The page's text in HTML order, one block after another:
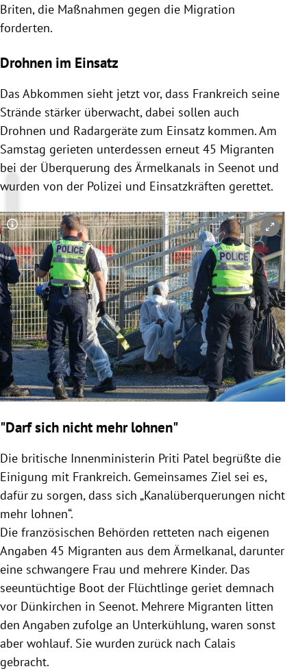
Briten, die Maßnahmen gegen die Migration
forderten.
Drohnen im Einsatz
Das Abkommen sieht jetzt vor, dass Frankreich seine
Strände stärker überwacht, dabei sollen auch
Drohnen und Radargeräte zum Einsatz kommen. Am
Samstag gerieten unterdessen erneut 45 Migranten
bei der Überquerung des Ärmelkanals in Seenot und
wurden von der Polizei und Einsatzkräften gerettet.
Copyright-Hinweis öffnen/schließen
"Darf sich nicht mehr lohnen"
Die britische Innenministerin Priti Patel begrüßte die
Einigung mit Frankreich. Gemeinsames Ziel sei es,
dafür zu sorgen, dass sich „Kanalüberquerungen nicht
mehr lohnen“.
Die französischen Behörden retteten nach eigenen
Angaben 45 Migranten aus dem Ärmelkanal, darunter
eine schwangere Frau und mehrere Kinder. Das
seeuntüchtige Boot der Flüchtlinge geriet demnach
vor Dünkirchen in Seenot. Mehrere Migranten litten
den Angaben zufolge an Unterkühlung, waren sonst
aber wohlauf. Sie wurden zurück nach Calais
gebracht.